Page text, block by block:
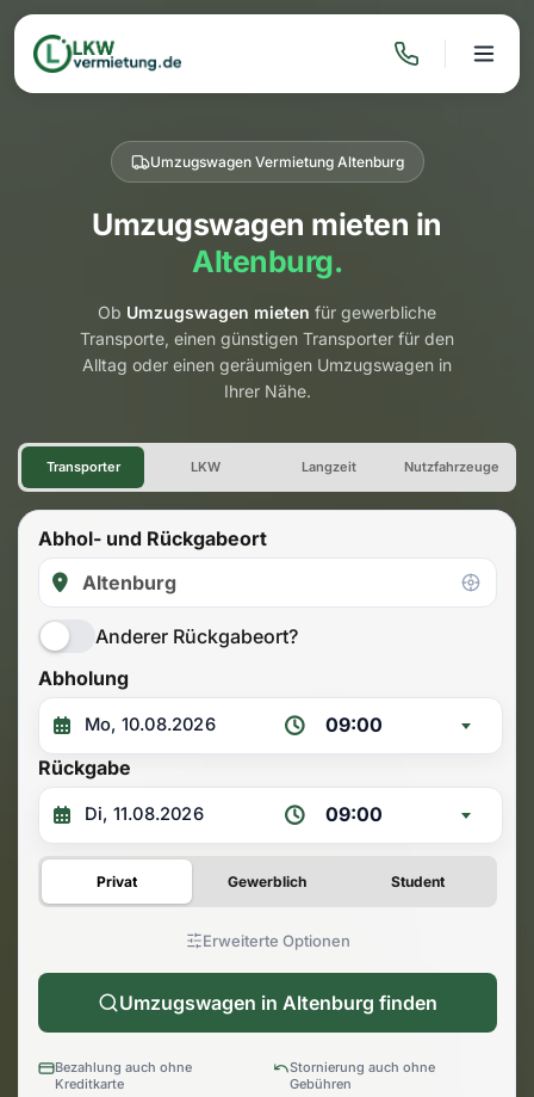
Umzugswagen Vermietung Altenburg
Umzugswagen mieten in
Altenburg.
Ob Umzugswagen mieten für gewerbliche
Transporte, einen günstigen Transporter für den
Alltag oder einen geräumigen Umzugswagen in
Ihrer Nähe.
Umzugswagen Vermietung
Transporter LKW Langzeit Nutzfahrzeuge
Abhol- und Rückgabeort
Anderer Rückgabeort?
Abholung
09:00
Rückgabe
09:00
Privat Gewerblich Student
Erweiterte Optionen
Umzugswagen in Altenburg finden
Bezahlung auch ohne
Kreditkarte
Stornierung auch ohne
Gebühren